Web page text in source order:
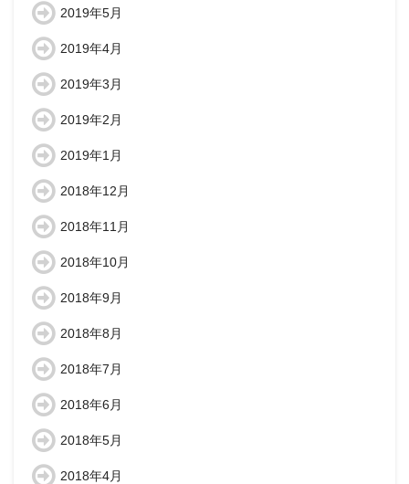
2019年5月
2019年4月
2019年3月
2019年2月
2019年1月
2018年12月
2018年11月
2018年10月
2018年9月
2018年8月
2018年7月
2018年6月
2018年5月
2018年4月